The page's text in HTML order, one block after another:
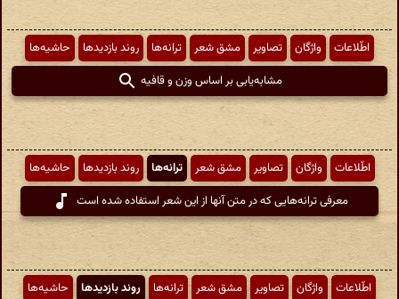
اطّلاعات واژگان تصاویر مشق شعر ترانه‌ها روند بازدیدها
حاشیه‌ها
مشابه‌یابی بر اساس وزن و قافیه
اطّلاعات واژگان تصاویر مشق شعر ترانه‌ها روند بازدیدها
حاشیه‌ها
معرفی ترانه‌هایی که در متن آنها از این شعر استفاده شده است
اطّلاعات واژگان تصاویر مشق شعر ترانه‌ها روند بازدیدها حاشیه‌ها